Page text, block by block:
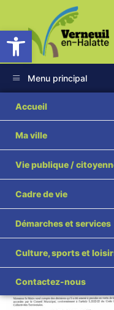
Ouvrir la barre d’outils
Menu principal
Accueil
Ma ville
Vie publique /
Cadre de vie
Démarches et services
Culture, sports et
Contactez-nous
03